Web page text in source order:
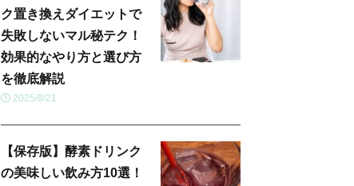
ク置き換えダイエットで
失敗しないマル秘テク！
効果的なやり方と選び方
を徹底解説
2025/8/21
【保存版】酵素ドリンク
の美味しい飲み方10選！